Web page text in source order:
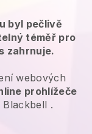
byl pečlivě
téměř pro
zahrnuje.
webových
prohlížeče
Blackbell .